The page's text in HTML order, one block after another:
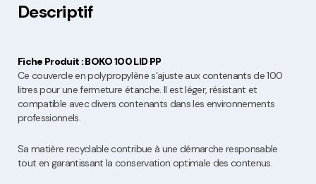
Descriptif
Fiche Produit : BOKO 100 LID PP
Ce couvercle en polypropylène s’ajuste aux contenants de 100
litres pour une fermeture étanche. Il est léger, résistant et
compatible avec divers contenants dans les environnements
professionnels.
Sa matière recyclable contribue à une démarche responsable
tout en garantissant la conservation optimale des contenus.